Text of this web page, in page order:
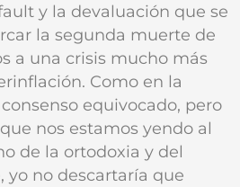
y la devaluación que se
la segunda muerte de
a una crisis mucho más
Como en la
equivocado, pero
nos estamos yendo al
de la ortodoxia y del
yo no descartaría que